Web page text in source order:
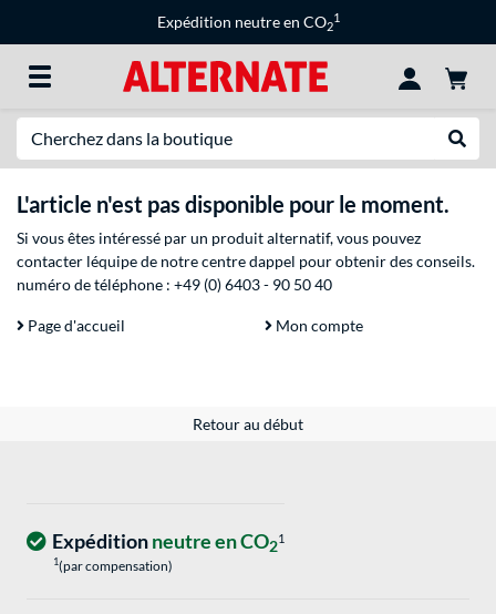
Expédition neutre en CO2
1
L'article n'est pas disponible pour le moment.
Si vous êtes intéressé par un produit alternatif, vous pouvez
contacter léquipe de notre centre dappel pour obtenir des conseils.
numéro de téléphone : +49 (0) 6403 - 90 50 40
Page d'accueil Mon compte
Retour au début
Expéditionneutre en CO21
1(par compensation)